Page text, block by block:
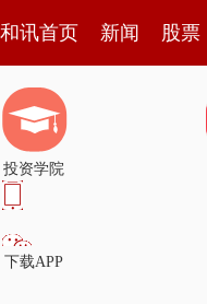
和讯首页 新闻 股票
投资学院
下载APP